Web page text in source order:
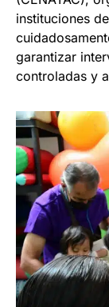
instituciones
garantizar
controladas y